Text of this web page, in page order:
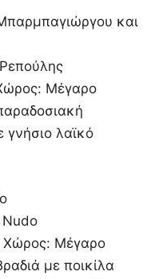
και
Μέγαρο
λαϊκό
Μέγαρο
με ποικίλα